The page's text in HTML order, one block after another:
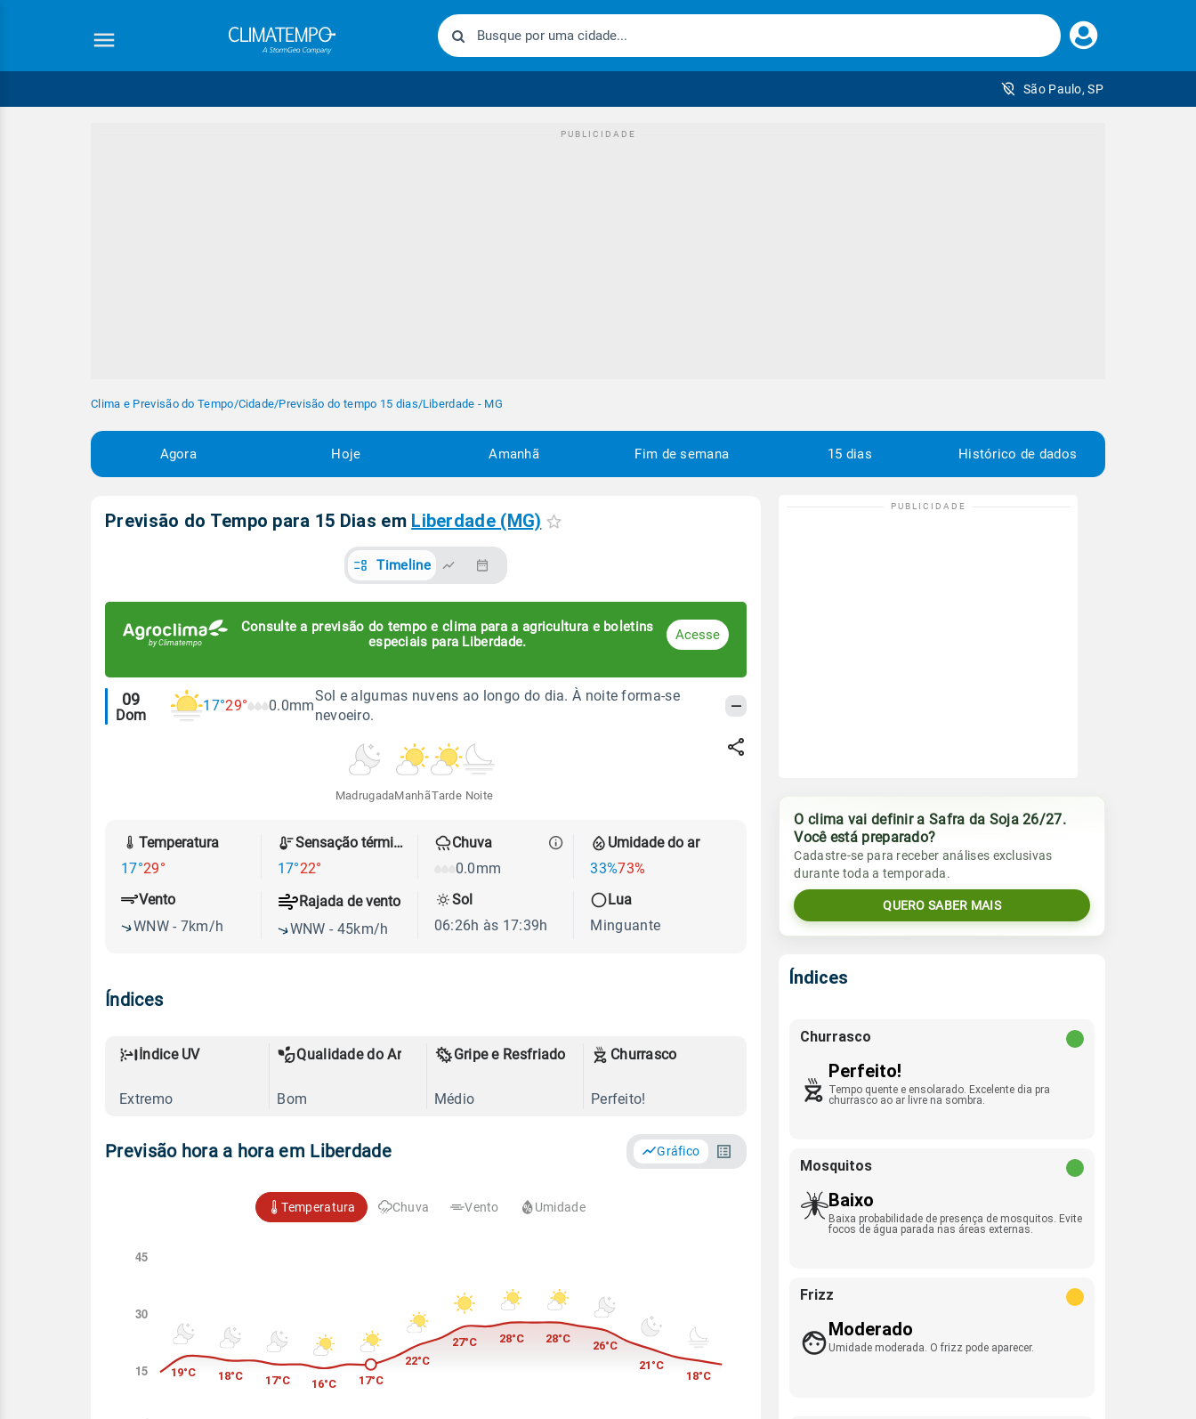
Faça
seu
São Paulo, SP
Clima e Previsão do Tempo/Cidade/Previsão do tempo 15 dias/Liberdade - MG
Agora Hoje Amanhã Fim de semana 15 dias Histórico de dados
Previsão do Tempo para 15 Dias em Liberdade (MG)
Timeline
Consulte a previsão do tempo e clima para a agricultura e boletins
especiais para Liberdade.
Acesse
Alertas
meteorológicos
09
Dom
17°29° 0.0mm
Sol e algumas nuvens ao longo do dia. À noite forma-se
nevoeiro.
MadrugadaManhãTarde Noite
Temperatura
17°29°
Sensação térmica
17°22°
Chuva
0.0mm
Umidade do ar
33%73%
Vento
WNW - 7km/h
Rajada de vento
WNW - 45km/h
Sol
06:26h às 17:39h
Lua
Minguante
Índices
Índice UV
Extremo
Qualidade do Ar
Bom
Gripe e Resfriado
Médio
Churrasco
Perfeito!
Previsão hora a hora em Liberdade Gráfico
Temperatura Chuva Vento Umidade
O clima vai definir a Safra da Soja 26/27.
Você está preparado?
Cadastre-se para receber análises exclusivas
durante toda a temporada.
QUERO SABER MAIS
Índices
Churrasco
Perfeito!
Tempo quente e ensolarado. Excelente dia pra
churrasco ao ar livre na sombra.
Mosquitos
Baixo
Baixa probabilidade de presença de mosquitos. Evite
focos de água parada nas áreas externas.
Frizz
Moderado
Umidade moderada. O frizz pode aparecer.